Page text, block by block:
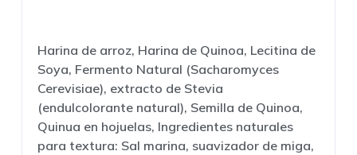
Harina de arroz, Harina de Quinoa, Lecitina de
Soya, Fermento Natural (Sacharomyces
Cerevisiae), extracto de Stevia
(endulcolorante natural), Semilla de Quinoa,
Quinua en hojuelas, Ingredientes naturales
para textura: Sal marina, suavizador de miga,